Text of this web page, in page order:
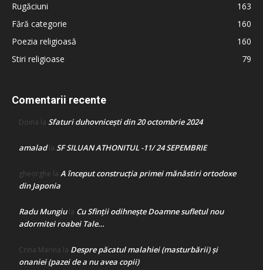
Rugăciuni
163
Fără categorie
160
Poezia religioasă
160
Stiri religioase
79
Comentarii recente
Doina la Sfaturi duhovnicești din 20 octombrie 2024
amaladla SF SILUAN ATHONITUL -11/ 24 SEPEMBRIE
gheorghe la A început construcţia primei mănăstiri ortodoxe
din Japonia
Radu Mungiula Cu Sfinții odihnește Doamne sufletul nou
adormitei roabei Tale…
Crina Marina la Despre păcatul malahiei (masturbării) şi
onaniei (pazei de a nu avea copii)